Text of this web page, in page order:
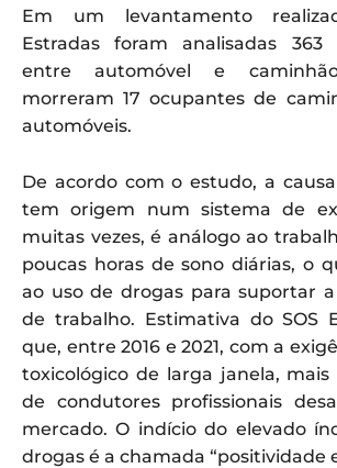
Em um levantamento
Estradas foram analisadas 363
entre automóvel e
morreram 17 ocupantes de
automóveis.
De acordo com o estudo, a
tem origem num sistema de
muitas vezes, é análogo ao
poucas horas de sono diárias, o
ao uso de drogas para suportar
de trabalho. Estimativa do SOS
que, entre 2016 e 2021, com a
toxicológico de larga janela, mais
de condutores profissionais
mercado. O indício do elevado
drogas é a chamada “positividade